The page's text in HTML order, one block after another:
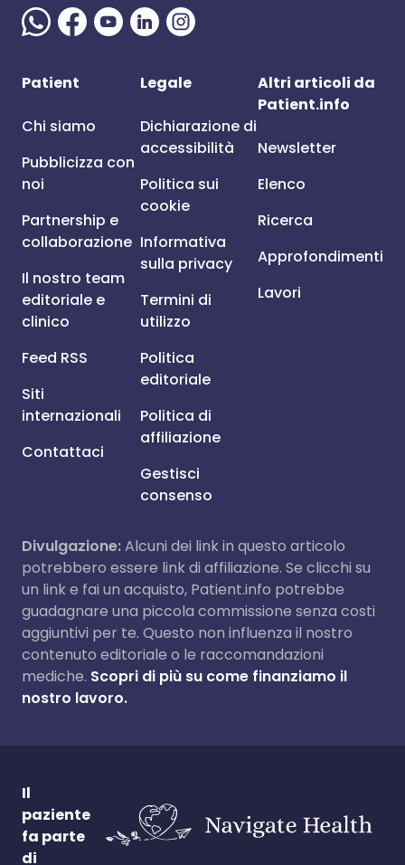
Patient
Chi siamo
Pubblicizza con
noi
Partnership e
collaborazione
Il nostro team
editoriale e
clinico
Feed RSS
Siti
internazionali
Contattaci
Legale
Dichiarazione di
accessibilità
Politica sui
cookie
Informativa
sulla privacy
Termini di
utilizzo
Politica
editoriale
Politica di
affiliazione
Gestisci
consenso
Altri articoli da
Patient.info
Newsletter
Elenco
Ricerca
Approfondimenti
Lavori
Divulgazione:Alcuni dei link in questo articolo
potrebbero essere link di affiliazione. Se clicchi su
un link e fai un acquisto, Patient.info potrebbe
guadagnare una piccola commissione senza costi
aggiuntivi per te. Questo non influenza il nostro
contenuto editoriale o le raccomandazioni
mediche. Scopri di più su come finanziamo il
nostro lavoro.
Il
paziente
fa parte
di